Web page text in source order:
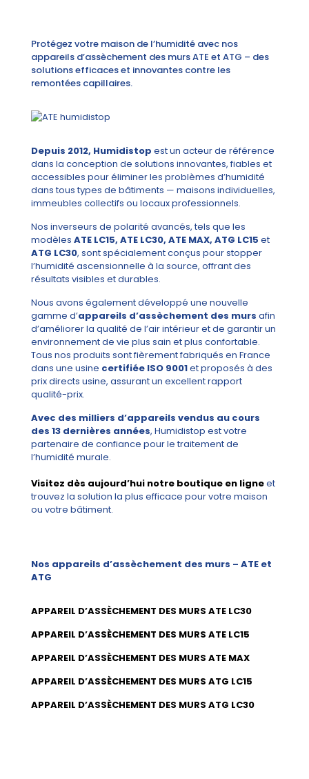
Protégez votre maison de l’humidité avec nos
appareils d’assèchement des murs ATE et ATG – des
solutions efficaces et innovantes contre les
remontées capillaires.
Depuis 2012, Humidistop est un acteur de référence
dans la conception de solutions innovantes, fiables et
accessibles pour éliminer les problèmes d’humidité
dans tous types de bâtiments — maisons individuelles,
immeubles collectifs ou locaux professionnels.
Nos inverseurs de polarité avancés, tels que les
modèles ATE LC15, ATE LC30, ATE MAX, ATG LC15 et
ATG LC30, sont spécialement conçus pour stopper
l’humidité ascensionnelle à la source, offrant des
résultats visibles et durables.
Nous avons également développé une nouvelle
gamme d’appareils d’assèchement des murs afin
d’améliorer la qualité de l’air intérieur et de garantir un
environnement de vie plus sain et plus confortable.
Tous nos produits sont fièrement fabriqués en France
dans une usine certifiée ISO 9001et proposés à des
prix directs usine, assurant un excellent rapport
qualité-prix.
Avec des milliers d’appareils vendus au cours
des 13 dernières années, Humidistop est votre
partenaire de confiance pour le traitement de
l’humidité murale.
Visitez dès aujourd’hui notre boutique en ligneet
trouvez la solution la plus efficace pour votre maison
ou votre bâtiment.
Nos appareils d’assèchement des murs – ATE et
ATG
APPAREIL D’ASSÈCHEMENT DES MURS ATE LC30
APPAREIL D’ASSÈCHEMENT DES MURS ATE LC15
APPAREIL D’ASSÈCHEMENT DES MURS ATE MAX
APPAREIL D’ASSÈCHEMENT DES MURS ATG LC15
APPAREIL D’ASSÈCHEMENT DES MURS ATG LC30